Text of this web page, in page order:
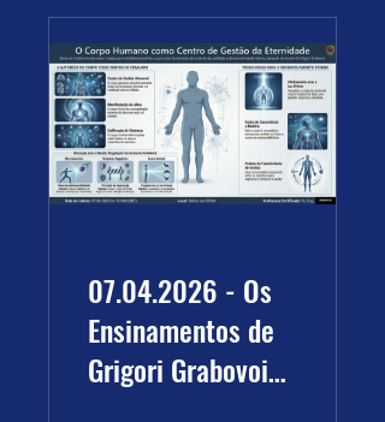
07.04.2026 - Os
Ensinamentos de
Grigori Grabovoi